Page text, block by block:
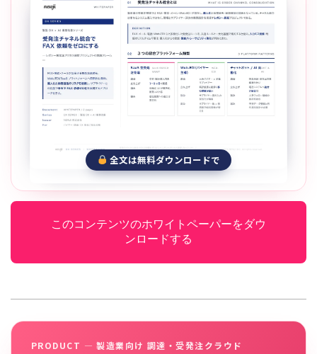
全文は無料ダウンロードで
このコンテンツのホワイトペーパーをダウ
ンロードする
PRODUCT — 製造業向け 調達・受発注クラウド